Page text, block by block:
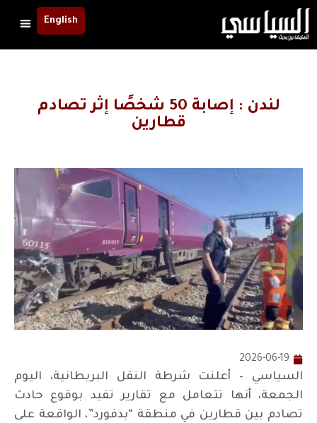
English
لندن : إصابة 50 شخصًا إثر تصادم
قطارين
2026-06-19
السياسي – أعلنت شرطة النقل البريطانية، اليوم
الجمعة، أنها تتعامل مع تقارير تفيد بوقوع حادث
تصادم بين قطارين في منطقة “بدفورد”، الواقعة على